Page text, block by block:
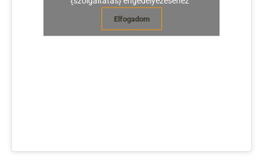
Elfogadom